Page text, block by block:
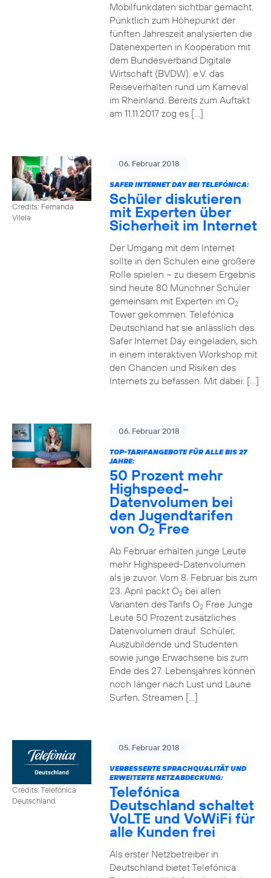
Mobilfunkdaten sichtbar gemacht.
Pünktlich zum Höhepunkt der
fünften Jahreszeit analysierten die
Datenexperten in Kooperation mit
dem Bundesverband Digitale
Wirtschaft (BVDW). e.V. das
Reiseverhalten rund um Karneval
im Rheinland. Bereits zum Auftakt
am 11.11.2017 zog es […]
Credits: Fernanda
Vilela
06. Februar 2018
SAFER INTERNET DAY BEI TELEFÓNICA:
Schüler diskutieren
mit Experten über
Sicherheit im Internet
Der Umgang mit dem Internet
sollte in den Schulen eine größere
Rolle spielen – zu diesem Ergebnis
sind heute 80 Münchner Schüler
gemeinsam mit Experten im O2
Tower gekommen. Telefónica
Deutschland hat sie anlässlich des
Safer Internet Day eingeladen, sich
in einem interaktiven Workshop mit
den Chancen und Risiken des
Internets zu befassen. Mit dabei: […]
06. Februar 2018
TOP-TARIFANGEBOTE FÜR ALLE BIS 27
JAHRE:
50 Prozent mehr
Highspeed-
Datenvolumen bei
den Jugendtarifen
von O2Free
Ab Februar erhalten junge Leute
mehr Highspeed-Datenvolumen
als je zuvor. Vom 8. Februar bis zum
23. April packt O2bei allen
Varianten des Tarifs O2Free Junge
Leute 50 Prozent zusätzliches
Datenvolumen drauf. Schüler,
Auszubildende und Studenten
sowie junge Erwachsene bis zum
Ende des 27. Lebensjahres können
noch länger nach Lust und Laune
Surfen, Streamen […]
Credits: Telefónica
Deutschland
05. Februar 2018
VERBESSERTE SPRACHQUALITÄT UND
ERWEITERTE NETZABDECKUNG:
Telefónica
Deutschland schaltet
VoLTE und VoWiFi für
alle Kunden frei
Als erster Netzbetreiber in
Deutschland bietet Telefónica